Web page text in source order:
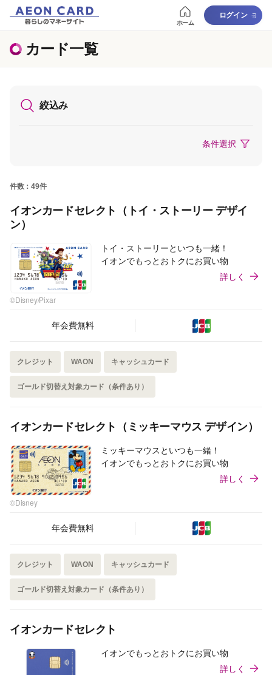
ホーム
ログイン
カード一覧
絞込み
条件選択
件数：49件
イオンカードセレクト（トイ・ストーリー デザイ
ン）
©Disney/Pixar
トイ・ストーリーといつも一緒！
イオンでもっとおトクにお買い物
詳しく
年会費無料
クレジット WAON キャッシュカード
ゴールド切替え対象カード（条件あり）
イオンカードセレクト（ミッキーマウス デザイン）
©Disney
ミッキーマウスといつも一緒！
イオンでもっとおトクにお買い物
詳しく
年会費無料
クレジット WAON キャッシュカード
ゴールド切替え対象カード（条件あり）
イオンカードセレクト
イオンでもっとおトクにお買い物
詳しく